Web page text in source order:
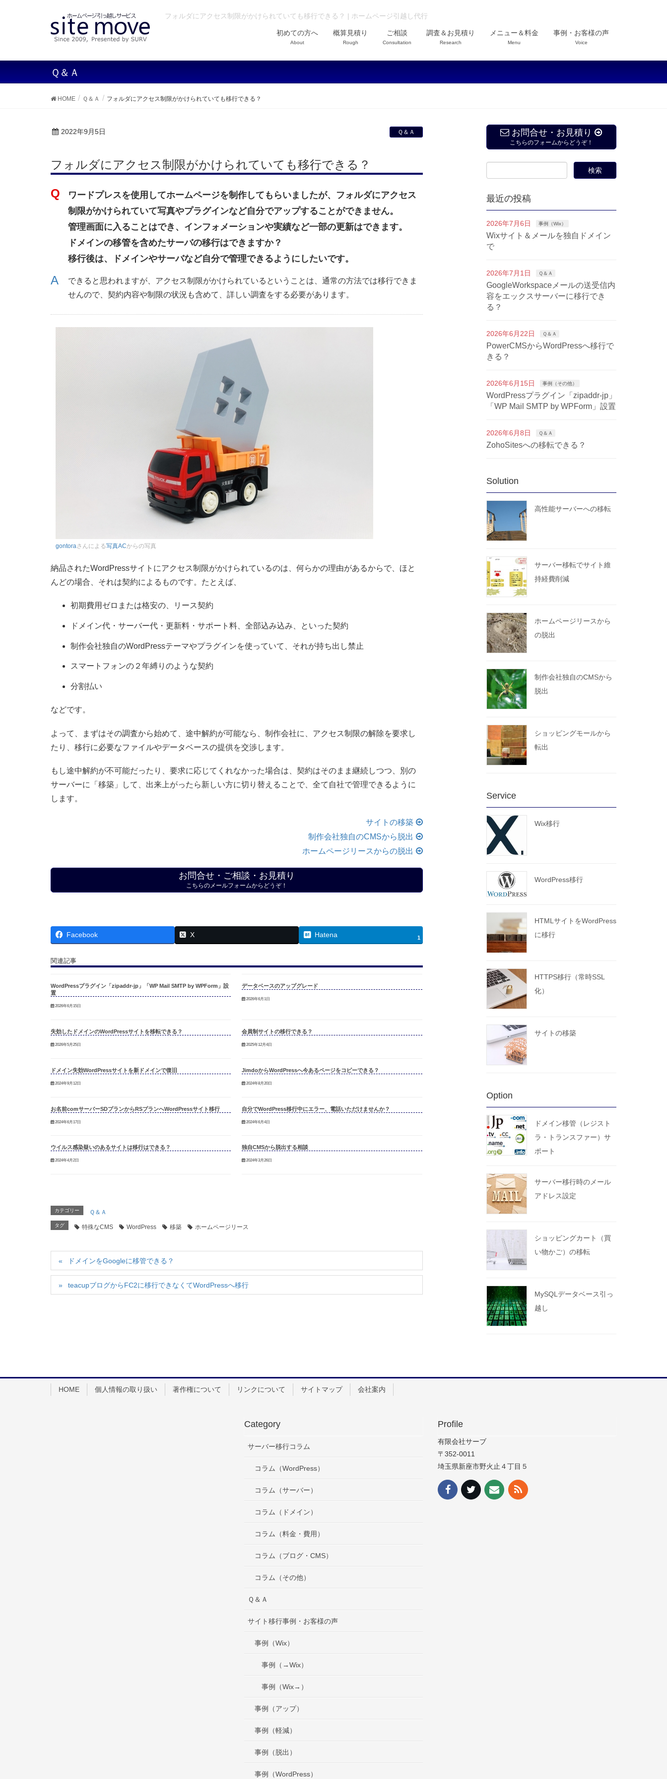
フォルダにアクセス制限がかけられていても移行できる？ | ホームページ引越し代行
初めての方へ
About
概算見積り
Rough
ご相談
Consultation
調査＆お見積り
Research
メニュー＆料金
Menu
事例・お客様の声
Voice
Ｑ＆Ａ
HOME Ｑ＆Ａ フォルダにアクセス制限がかけられていても移行できる？
2022年9月5日 Ｑ＆Ａ
フォルダにアクセス制限がかけられていても移行できる？
ワードプレスを使用してホームページを制作してもらいましたが、フォルダにアクセス
制限がかけられていて写真やプラグインなど自分でアップすることができません。
管理画面に入ることはでき、インフォメーションや実績など一部の更新はできます。
ドメインの移管を含めたサーバの移行はできますか？
移行後は、ドメインやサーバなど自分で管理できるようにしたいです。
できると思われますが、アクセス制限がかけられているということは、通常の方法では移行できま
せんので、契約内容や制限の状況も含めて、詳しい調査をする必要があります。
gontoraさんによる写真ACからの写真
納品されたWordPressサイトにアクセス制限がかけられているのは、何らかの理由があるからで、ほと
んどの場合、それは契約によるものです。たとえば、
初期費用ゼロまたは格安の、リース契約
ドメイン代・サーバー代・更新料・サポート料、全部込み込み、といった契約
制作会社独自のWordPressテーマやプラグインを使っていて、それが持ち出し禁止
スマートフォンの２年縛りのような契約
分割払い
などです。
よって、まずはその調査から始めて、途中解約が可能なら、制作会社に、アクセス制限の解除を要求し
たり、移行に必要なファイルやデータベースの提供を交渉します。
もし途中解約が不可能だったり、要求に応じてくれなかった場合は、契約はそのまま継続しつつ、別の
サーバーに「移築」して、出来上がったら新しい方に切り替えることで、全て自社で管理できるように
します。
サイトの移築
制作会社独自のCMSから脱出
ホームページリースからの脱出
お問合せ・ご相談・お見積り
こちらのメールフォームからどうぞ！
Facebook X Hatena 1
関連記事
WordPressプラグイン「zipaddr-jp」「WP Mail SMTP by WPForm」設
置
2026年6月15日
データベースのアップグレード
2026年6月1日
失効したドメインのWordPressサイトを移転できる？
2026年5月25日
会員制サイトの移行できる？
2025年12月4日
ドメイン失効WordPressサイトを新ドメインで復旧
2024年9月12日
JimdoからWordPressへ今あるページをコピーできる？
2024年8月20日
お名前comサーバーSDプランからRSプランへWordPressサイト移行
2024年6月17日
自分でWordPress移行中にエラー、電話いただけませんか？
2024年6月4日
ウイルス感染疑いのあるサイトは移行はできる？
2024年4月2日
独自CMSから脱出する相談
2024年3月26日
カテゴリー Ｑ＆Ａ
タグ 特殊なCMS WordPress 移築 ホームページリース
ドメインをGoogleに移管できる？
teacupブログからFC2に移行できなくてWordPressへ移行
お問合せ・お見積り
こちらのフォームからどうぞ！
最近の投稿
2026年7月6日 事例（Wix）
Wixサイト＆メールを独自ドメイン
で
2026年7月1日 Ｑ＆Ａ
GoogleWorkspaceメールの送受信内
容をエックスサーバーに移行でき
る？
2026年6月22日 Ｑ＆Ａ
PowerCMSからWordPressへ移行で
きる？
2026年6月15日 事例（その他）
WordPressプラグイン「zipaddr-jp」
「WP Mail SMTP by WPForm」設置
2026年6月8日 Ｑ＆Ａ
ZohoSitesへの移転できる？
Solution
高性能サーバーへの移転
サーバー移転でサイト維
持経費削減
ホームページリースから
の脱出
制作会社独自のCMSから
脱出
ショッピングモールから
転出
Service
Wix移行
WordPress移行
HTMLサイトをWordPress
に移行
HTTPS移行（常時SSL
化）
サイトの移築
Option
ドメイン移管（レジスト
ラ・トランスファー）サ
ポート
サーバー移行時のメール
アドレス設定
ショッピングカート（買
い物かご）の移転
MySQLデータベース引っ
越し
HOME 個人情報の取り扱い 著作権について リンクについて サイトマップ 会社案内
Category
サーバー移行コラム
コラム（WordPress）
コラム（サーバー）
コラム（ドメイン）
コラム（料金・費用）
コラム（ブログ・CMS）
コラム（その他）
Ｑ＆Ａ
サイト移行事例・お客様の声
事例（Wix）
事例（→Wix）
事例（Wix→）
事例（アップ）
事例（軽減）
事例（脱出）
事例（WordPress）
Profile
有限会社サーブ
〒352-0011
埼玉県新座市野火止４丁目５